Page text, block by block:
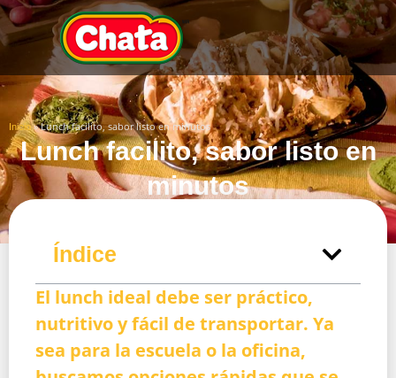
Inicio»Lunch facilito, sabor listo en minutos
Lunch facilito, sabor listo en
minutos
Índice
El lunch ideal debe ser práctico,
nutritivo y fácil de transportar. Ya
sea para la escuela o la oficina,